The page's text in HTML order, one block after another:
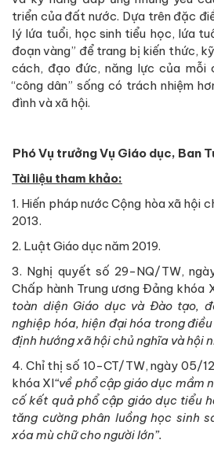
triển của đất nước. Dựa trên đặc
lý lứa tuổi, học sinh tiểu học, lứa
đoạn vàng” để trang bị kiến thức,
cách, đạo đức, năng lực của mỗi
“công dân” sống có trách nhiệm
đình và xã hội.
Phó Vụ trưởng Vụ Giáo dục, Ban
Tài liệu tham khảo:
1. Hiến pháp nước Cộng hòa xã hội
2013.
2. Luật Giáo dục năm 2019.
3. Nghị quyết số 29-NQ/TW,
Chấp hành Trung ương Đảng khóa
toàn diện Giáo dục và Đào tạo,
nghiệp hóa, hiện đại hóa trong
định hướng xã hội chủ nghĩa và hội
4. Chỉ thị số 10-CT/TW, ngày 05/
khóa XI“về phổ cập giáo dục mầm
cố kết quả phổ cập giáo dục tiểu
tăng cường phân luồng học sinh
xóa mù chữ cho người lớn”.